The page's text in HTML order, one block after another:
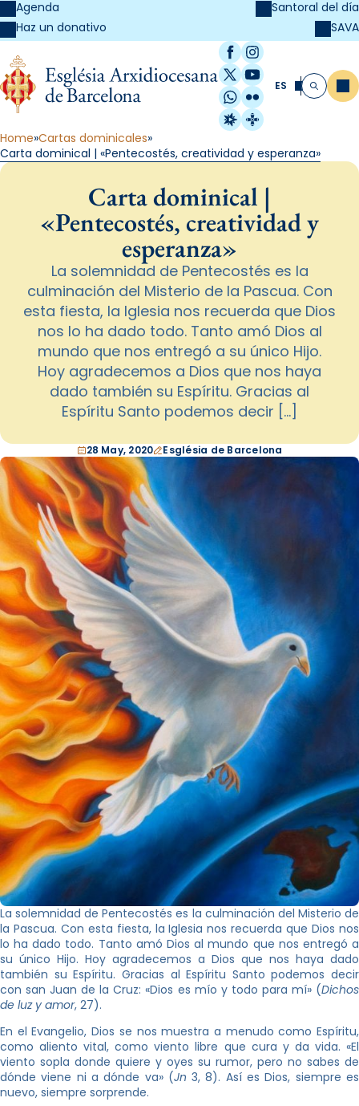
Agenda
Haz un donativo
Santoral del día
SAVA
Facebook
Instagram
X / Twitter
YouTube
WhatsApp
Flickr
Radio Estel
Catalunya
ES Buscar
Home Cartas dominicales
Carta dominical | «Pentecostés, creatividad y esperanza»
Carta dominical |
«Pentecostés, creatividad y
esperanza»
La solemnidad de Pentecostés es la
culminación del Misterio de la Pascua. Con
esta fiesta, la Iglesia nos recuerda que Dios
nos lo ha dado todo. Tanto amó Dios al
mundo que nos entregó a su único Hijo.
Hoy agradecemos a Dios que nos haya
dado también su Espíritu. Gracias al
Espíritu Santo podemos decir […]
28 May, 2020 Església de Barcelona
La solemnidad de Pentecostés es la culminación del Misterio de
la Pascua. Con esta fiesta, la Iglesia nos recuerda que Dios nos
lo ha dado todo. Tanto amó Dios al mundo que nos entregó a
su único Hijo. Hoy agradecemos a Dios que nos haya dado
también su Espíritu. Gracias al Espíritu Santo podemos decir
con san Juan de la Cruz: «Dios es mío y todo para mí» (Dichos
de luz y amor, 27).
En el Evangelio, Dios se nos muestra a menudo como Espíritu,
como aliento vital, como viento libre que cura y da vida. «El
viento sopla donde quiere y oyes su rumor, pero no sabes de
dónde viene ni a dónde va» (Jn 3, 8). Así es Dios, siempre es
nuevo, siempre sorprende.